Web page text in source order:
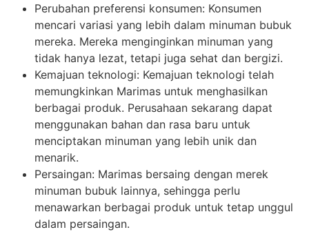
Perubahan preferensi konsumen: Konsumen
mencari variasi yang lebih dalam minuman bubuk
mereka. Mereka menginginkan minuman yang
tidak hanya lezat, tetapi juga sehat dan bergizi.
Kemajuan teknologi: Kemajuan teknologi telah
memungkinkan Marimas untuk menghasilkan
berbagai produk. Perusahaan sekarang dapat
menggunakan bahan dan rasa baru untuk
menciptakan minuman yang lebih unik dan
menarik.
Persaingan: Marimas bersaing dengan merek
minuman bubuk lainnya, sehingga perlu
menawarkan berbagai produk untuk tetap unggul
dalam persaingan.